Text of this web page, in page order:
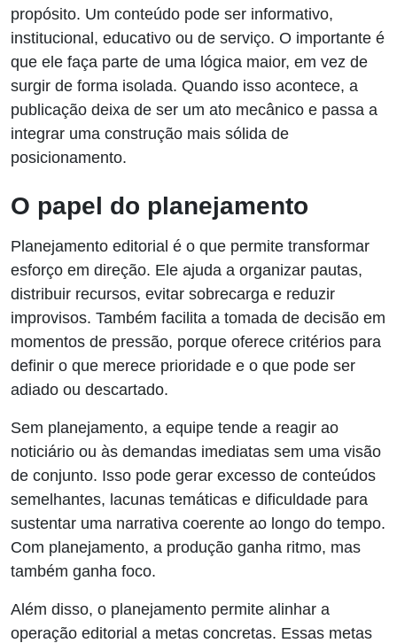
propósito. Um conteúdo pode ser informativo,
institucional, educativo ou de serviço. O importante é
que ele faça parte de uma lógica maior, em vez de
surgir de forma isolada. Quando isso acontece, a
publicação deixa de ser um ato mecânico e passa a
integrar uma construção mais sólida de
posicionamento.
O papel do planejamento
Planejamento editorial é o que permite transformar
esforço em direção. Ele ajuda a organizar pautas,
distribuir recursos, evitar sobrecarga e reduzir
improvisos. Também facilita a tomada de decisão em
momentos de pressão, porque oferece critérios para
definir o que merece prioridade e o que pode ser
adiado ou descartado.
Sem planejamento, a equipe tende a reagir ao
noticiário ou às demandas imediatas sem uma visão
de conjunto. Isso pode gerar excesso de conteúdos
semelhantes, lacunas temáticas e dificuldade para
sustentar uma narrativa coerente ao longo do tempo.
Com planejamento, a produção ganha ritmo, mas
também ganha foco.
Além disso, o planejamento permite alinhar a
operação editorial a metas concretas. Essas metas